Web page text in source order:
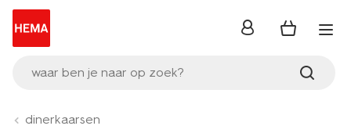
waar ben je naar op zoek?
inloggen
dinerkaarsen